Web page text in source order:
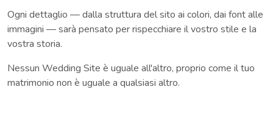
Ogni dettaglio — dalla struttura del sito ai colori, dai font alle
immagini — sarà pensato per rispecchiare il vostro stile e la
vostra storia.
Nessun Wedding Site è uguale all'altro, proprio come il tuo
matrimonio non è uguale a qualsiasi altro.